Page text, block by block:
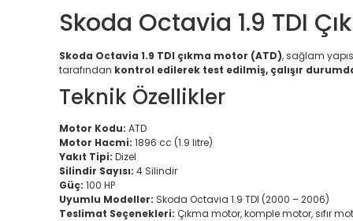
Skoda Octavia 1.9 TDI
Skoda Octavia 1.9 TDI çıkma motor (ATD), sağlam
tarafından kontrol edilerek test edilmiş, çalışır
Teknik Özellikler
Motor Kodu: ATD
Motor Hacmi: 1896 cc (1.9 litre)
Yakıt Tipi: Dizel
Silindir Sayısı: 4 Silindir
Güç: 100 HP
Uyumlu Modeller: Skoda Octavia 1.9 TDI (2000 – 2006)
Teslimat Seçenekleri: Çıkma motor, komple motor, sıfır